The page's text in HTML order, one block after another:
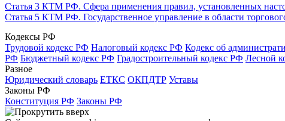
Статья 3 КТМ РФ. Сфера применения правил, установленных
Статья 5 КТМ РФ. Государственное управление в области
Кодексы РФ
Трудовой кодекс РФ Налоговый кодекс РФ Кодекс об
РФ Бюджетный кодекс РФ Градостроительный кодекс РФ Лесной
Разное
Юридический словарь ЕТКС ОКПДТР Уставы
Законы РФ
Конституция РФ Законы РФ